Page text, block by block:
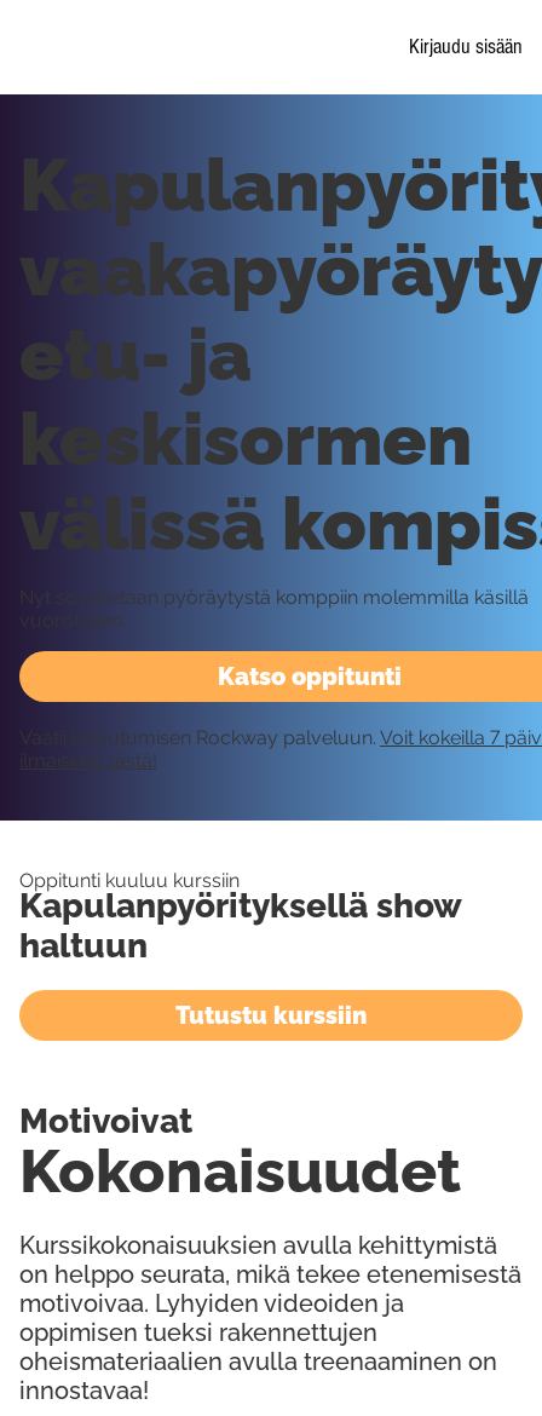
Kirjaudu sisään
Katso oppitunti
etu- ja
keskisormen
välissä
Nyt sovelletaan pyöräytystä komppiin molemmilla käsillä
vuorotellen.
Vaatii kirjautumisen Rockway palveluun. Voit kokeilla 7
ilmaiseksi tästä!
Oppitunti kuuluu kurssiin
Kapulanpyörityksellä show
haltuun
Tutustu kurssiin
Kurssikokonaisuuksien avulla kehittymistä
on helppo seurata, mikä tekee etenemisestä
motivoivaa. Lyhyiden videoiden ja
oppimisen tueksi rakennettujen
oheismateriaalien avulla treenaaminen on
innostavaa!
Kokonaisuudet
Motivoivat